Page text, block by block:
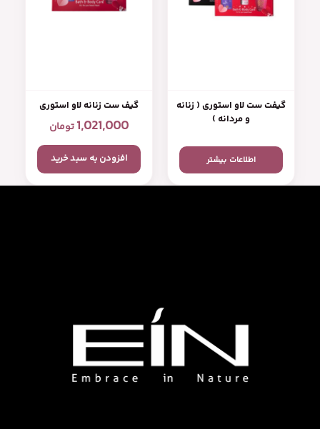
گیفت ست لاو استوری ( زنانه
و مردانه )
اطلاعات بیشتر
گیف ست زنانه لاو استوری
1,021,000تومان
افزودن به سبد خرید